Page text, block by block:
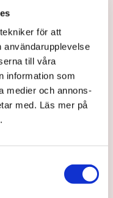
för att
användarupplevelse
till våra
information som
medier och annons-
med. Läs mer på
.
de besluten fattas.
vi inte är med i det
är inte bra för
stå utanför? Är det
bort från
på det här området.
väldigt olyckligt. Viktiga
kopplade till de här
är med i